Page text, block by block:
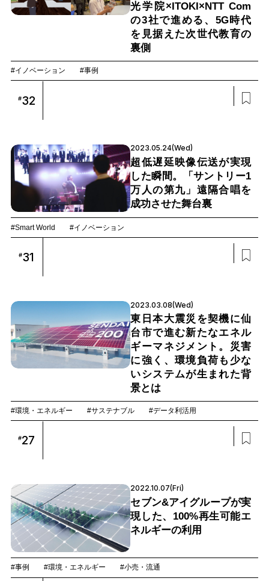
光学院×ITOKI×NTT Com
の3社で進める、5G時代
を見据えた次世代教育の
裏側
#イノベーション #事例
#32
2023.05.24(Wed)
超低遅延映像伝送が実現
した瞬間。「サントリー1
万人の第九」遠隔合唱を
成功させた舞台裏
#Smart World #イノベーション
#31
2023.03.08(Wed)
東日本大震災を契機に仙
台市で進む新たなエネル
ギーマネジメント。災害
に強く、環境負荷も少な
いシステムが生まれた背
景とは
#環境・エネルギー #サステナブル #データ利活用
#27
2022.10.07(Fri)
セブン&アイグループが実
現した、100%再生可能エ
ネルギーの利用
#事例 #環境・エネルギー #小売・流通